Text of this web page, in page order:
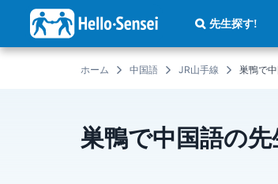
ン
先生探す!
ホーム 中国語 JR山手線 巣鴨で
巣鴨で中国語の